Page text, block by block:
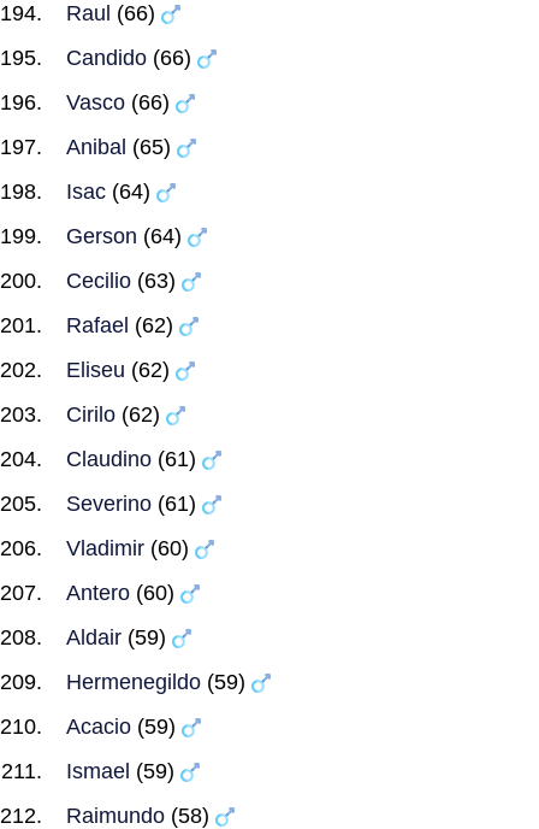
Raul (66)
Candido (66)
Vasco (66)
Anibal (65)
Isac (64)
Gerson (64)
Cecilio (63)
Rafael (62)
Eliseu (62)
Cirilo (62)
Claudino (61)
Severino (61)
Vladimir (60)
Antero (60)
Aldair (59)
Hermenegildo (59)
Acacio (59)
Ismael (59)
Raimundo (58)